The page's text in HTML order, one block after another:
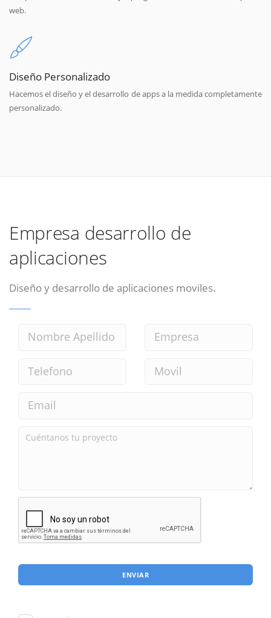
web.
Diseño Personalizado
Hacemos el diseño y el desarrollo de apps a la medida completamente
personalizado.
Empresa desarrollo de
aplicaciones
Diseño y desarrollo de aplicaciones moviles.
ENVIAR